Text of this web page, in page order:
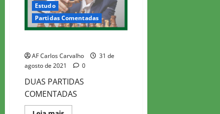
Estudo
Partidas Comentadas
AF Carlos Carvalho
31 de
agosto de 2021
0
DUAS PARTIDAS
COMENTADAS